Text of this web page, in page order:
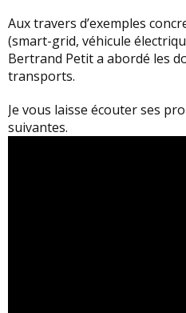
Aux travers d’exemples
(smart-grid, véhicule
Bertrand Petit a abordé les
transports.
Je vous laisse écouter ses
suivantes.